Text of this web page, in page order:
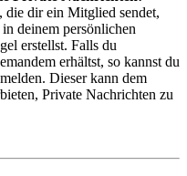
die dir ein Mitglied sendet,
deinem persönlichen
erstellst. Falls du
erhältst, so kannst du
Dieser kann dem
Private Nachrichten zu